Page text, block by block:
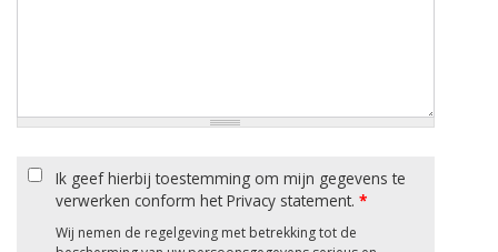
Ik geef hierbij toestemming om mijn gegevens te
verwerken conform het Privacy statement. *
Wij nemen de regelgeving met betrekking tot de